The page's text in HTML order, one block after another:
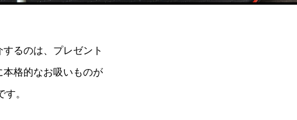
るのは、プレゼント
格的なお吸いものが
す。